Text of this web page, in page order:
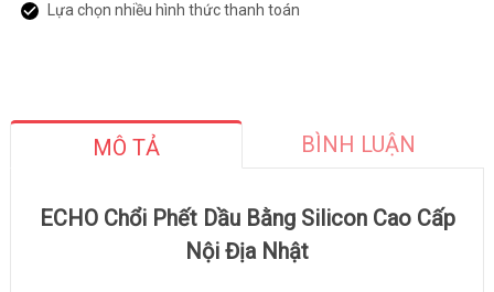
Lựa chọn nhiều hình thức thanh toán
MÔ TẢ BÌNH LUẬN
ECHO Chổi Phết Dầu Bằng Silicon Cao Cấp
Nội Địa Nhật